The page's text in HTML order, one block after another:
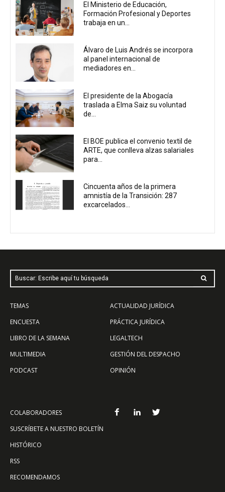
El Ministerio de Educación,
Formación Profesional y Deportes
trabaja en un...
Álvaro de Luis Andrés se incorpora
al panel internacional de
mediadores en...
El presidente de la Abogacía
traslada a Elma Saiz su voluntad
de...
El BOE publica el convenio textil de
ARTE, que conlleva alzas salariales
para...
Cincuenta años de la primera
amnistía de la Transición: 287
excarcelados...
Buscar: Escribe aquí tu búsqueda
TEMAS
ENCUESTA
LIBRO DE LA SEMANA
MULTIMEDIA
PODCAST
ACTUALIDAD JURÍDICA
PRÁCTICA JURÍDICA
LEGALTECH
GESTIÓN DEL DESPACHO
OPINIÓN
COLABORADORES
SUSCRÍBETE A NUESTRO BOLETÍN
HISTÓRICO
RSS
RECOMENDAMOS